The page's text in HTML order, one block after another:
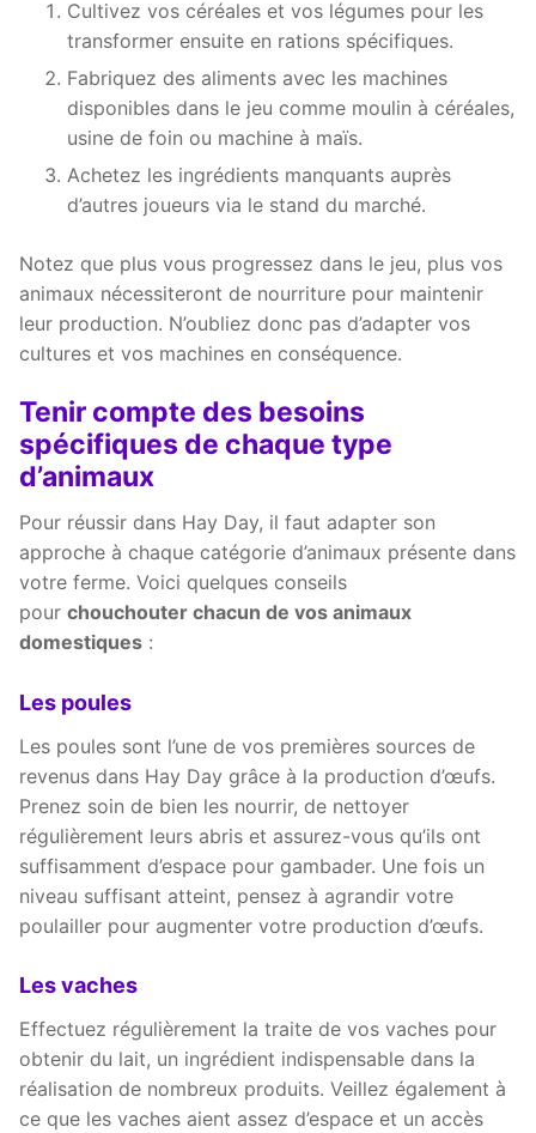
Cultivez vos céréales et vos légumes pour les
transformer ensuite en rations spécifiques.
Fabriquez des aliments avec les machines
disponibles dans le jeu comme moulin à céréales,
usine de foin ou machine à maïs.
Achetez les ingrédients manquants auprès
d’autres joueurs via le stand du marché.
Notez que plus vous progressez dans le jeu, plus vos
animaux nécessiteront de nourriture pour maintenir
leur production. N’oubliez donc pas d’adapter vos
cultures et vos machines en conséquence.
Tenir compte des besoins
spécifiques de chaque type
d’animaux
Pour réussir dans Hay Day, il faut adapter son
approche à chaque catégorie d’animaux présente dans
votre ferme. Voici quelques conseils
pour chouchouter chacun de vos animaux
domestiques :
Les poules
Les poules sont l’une de vos premières sources de
revenus dans Hay Day grâce à la production d’œufs.
Prenez soin de bien les nourrir, de nettoyer
régulièrement leurs abris et assurez-vous qu’ils ont
suffisamment d’espace pour gambader. Une fois un
niveau suffisant atteint, pensez à agrandir votre
poulailler pour augmenter votre production d’œufs.
Les vaches
Effectuez régulièrement la traite de vos vaches pour
obtenir du lait, un ingrédient indispensable dans la
réalisation de nombreux produits. Veillez également à
ce que les vaches aient assez d’espace et un accès